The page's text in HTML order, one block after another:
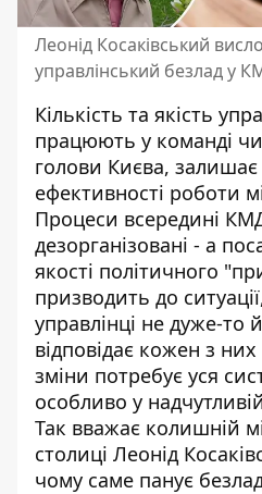
Леонід Косаківський
управлінський безлад у
Кількість та якість
працюють у команді
голови Києва, залишає
ефективності роботи
Процеси всередині
дезорганізовані - а
якості політичного
призводить до
управлінці не дуже-то
відповідає кожен з
зміни потребує уся
особливо у
Так вважає колишній
столиці Леонід
чому саме панує